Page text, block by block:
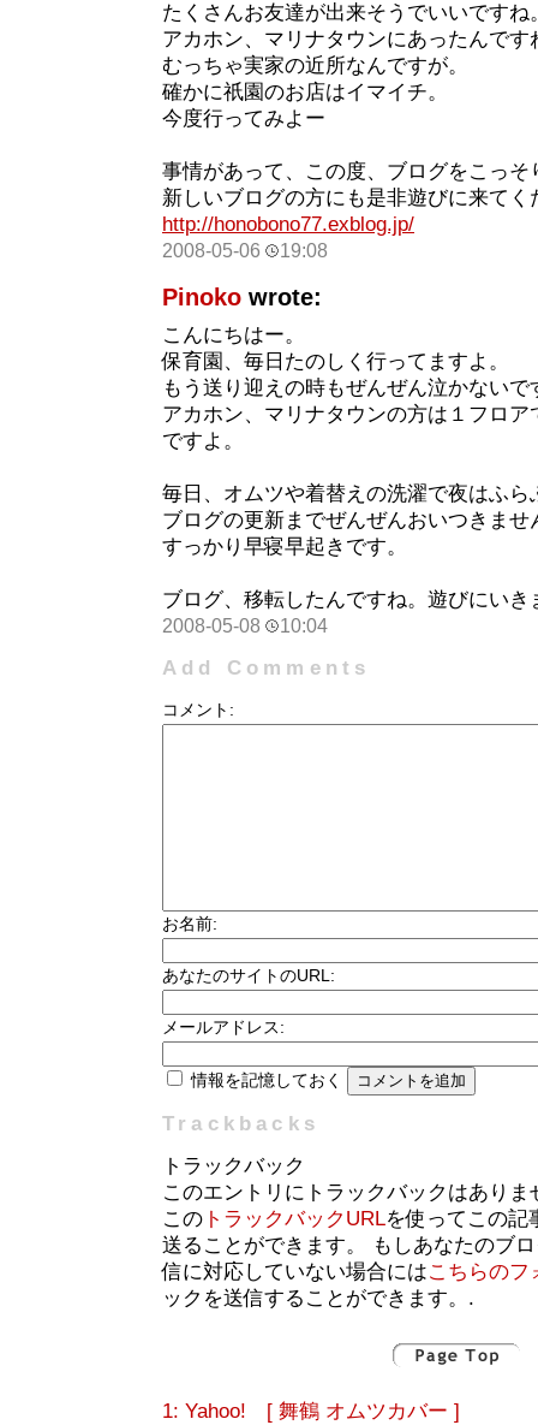
たくさんお友達が出来そうでいいですね
アカホン、マリナタウンにあったんです
むっちゃ実家の近所なんですが。
確かに祇園のお店はイマイチ。
今度行ってみよー
事情があって、この度、ブログをこっそ
新しいブログの方にも是非遊びに来て
http://honobono77.exblog.jp/
2008-05-06 19:08
Pinoko wrote:
こんにちはー。
保育園、毎日たのしく行ってますよ。
もう送り迎えの時もぜんぜん泣かないで
アカホン、マリナタウンの方は１フロ
ですよ。
毎日、オムツや着替えの洗濯で夜はふら
ブログの更新までぜんぜんおいつきませ
すっかり早寝早起きです。
ブログ、移転したんですね。遊びにいき
2008-05-08 10:04
Add Comments
コメント:
お名前:
あなたのサイトのURL:
メールアドレス:
情報を記憶しておく
Trackbacks
トラックバック
このエントリにトラックバックはありま
この トラックバックURLを使ってこの記
送ることができます。 もしあなたのブ
信に対応していない場合にはこちらのフ
ックを送信することができます。.
1: Yahoo! [ 舞鶴 オムツカバー ]